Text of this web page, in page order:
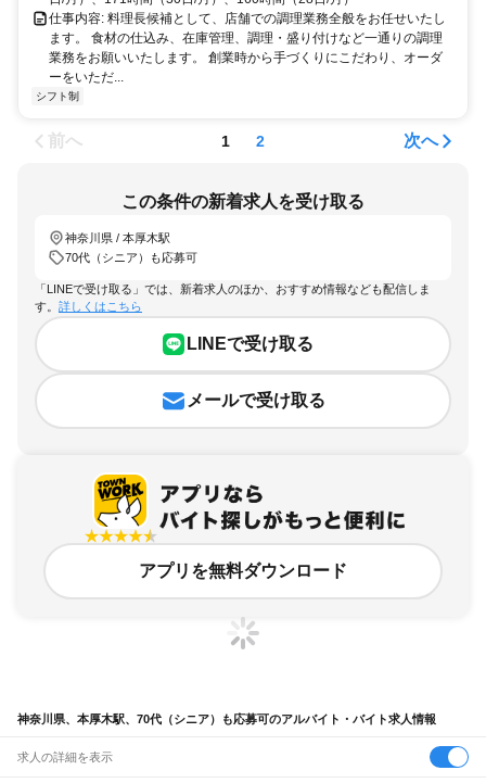
仕事内容: 料理長候補として、店舗での調理業務全般をお任せいたし
ます。 食材の仕込み、在庫管理、調理・盛り付けなど一通りの調理
業務をお願いいたします。 創業時から手づくりにこだわり、オーダ
ーをいただ...
シフト制
前へ 1 2 次へ
この条件の新着求人を受け取る
神奈川県 / 本厚木駅
70代（シニア）も応募可
「LINEで受け取る」では、新着求人のほか、おすすめ情報なども配信しま
す。 詳しくはこちら
LINEで受け取る
メールで受け取る
アプリを無料ダウンロード
神奈川県、本厚木駅、70代（シニア）も応募可のアルバイト・バイト求人情報
求人の詳細を表示